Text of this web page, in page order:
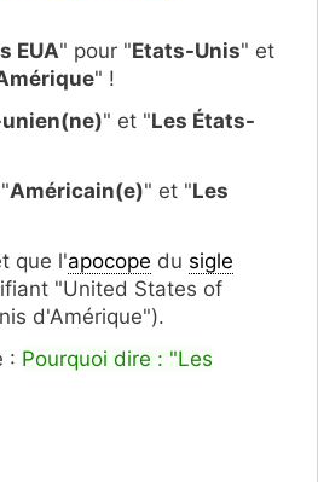
EUA" pour "Etats-Unis" et
" !
" et "Les États-
Américain(e)" et "Les
que l'apocope du sigle
"United States of
d'Amérique").
: Pourquoi dire : "Les